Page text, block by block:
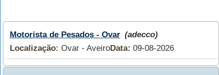
Motorista de Pesados - Ovar (adecco)
Localização: Ovar - AveiroData: 09-08-2026